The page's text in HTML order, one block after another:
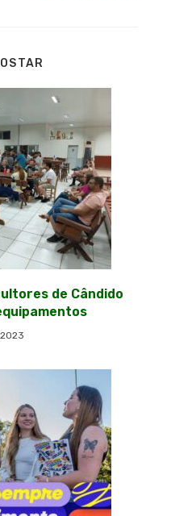
de Cândido